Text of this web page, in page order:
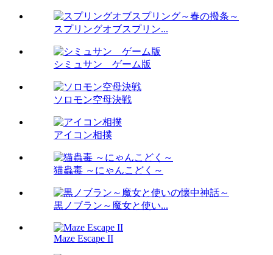
スプリングオブスプリン...
シミュサン ゲーム版
ソロモン空母決戦
アイコン相撲
猫蟲毒 ～にゃんこどく～
黒ノブラン～魔女と使い...
Maze Escape II